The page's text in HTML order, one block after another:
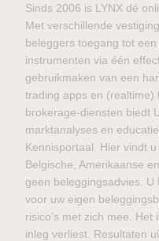
Sinds 2006 is LYNX dé
Met verschillende
beleggers toegang tot
instrumenten via één
gebruikmaken van een
trading apps en (realtime)
brokerage-diensten biedt
marktanalyses en
Kennisportaal. Hier vindt
Belgische, Amerikaanse
geen beleggingsadvies.
voor uw eigen
risico’s met zich mee.
inleg verliest. Resultaten